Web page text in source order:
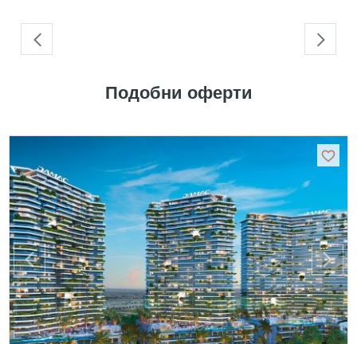
Подобни оферти